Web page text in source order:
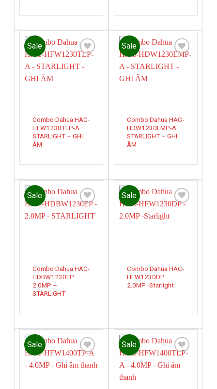
Sale
wishlist
Combo Dahua HAC-
HFW1230TLP-A –
STARLIGHT – GHI
ÂM
Sale
wishlist
Combo Dahua HAC-
HDW1230EMP-A –
STARLIGHT – GHI
ÂM
Sale
wishlist
Combo Dahua HAC-
HDBW1230EP –
2.0MP –
STARLIGHT
Sale
wishlist
Combo Dahua HAC-
HFW1230DP –
2.0MP -Starlight
Sale
wishlist
Sale
wishlist